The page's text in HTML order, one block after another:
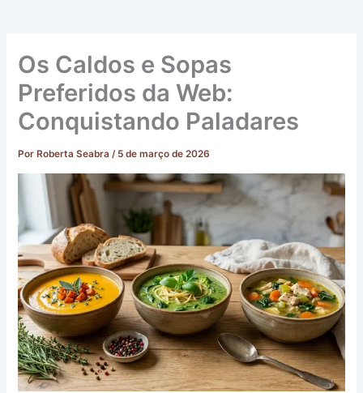
Os Caldos e Sopas
Preferidos da Web:
Conquistando Paladares
Por Roberta Seabra/ 5 de março de 2026